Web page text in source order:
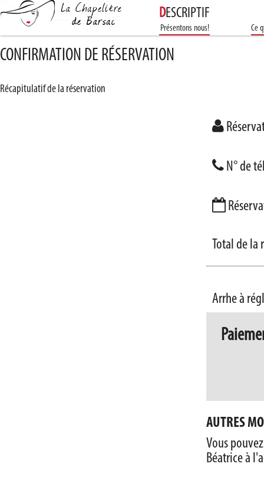
DESCRIPTIF
Présentons nous! Ce
CONFIRMATION DE RÉSERVATION
Récapitulatif de la réservation
N° de
Total de la
Arrhe à
AUTRES
Vous
Béatrice à